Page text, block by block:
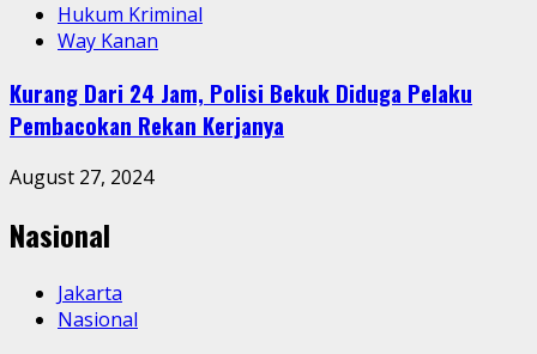
Hukum Kriminal
Way Kanan
Kurang Dari 24 Jam, Polisi Bekuk Diduga Pelaku
Pembacokan Rekan Kerjanya
August 27, 2024
Nasional
Jakarta
Nasional